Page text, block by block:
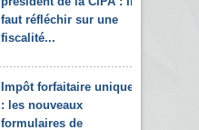
faut réfléchir sur une
fiscalité...
Impôt forfaitaire unique
: les nouveaux
formulaires de